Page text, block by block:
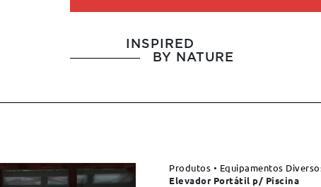
INSPIRED
BY NATURE
Produtos • Equipamentos
Elevador Portátil p/ Piscina